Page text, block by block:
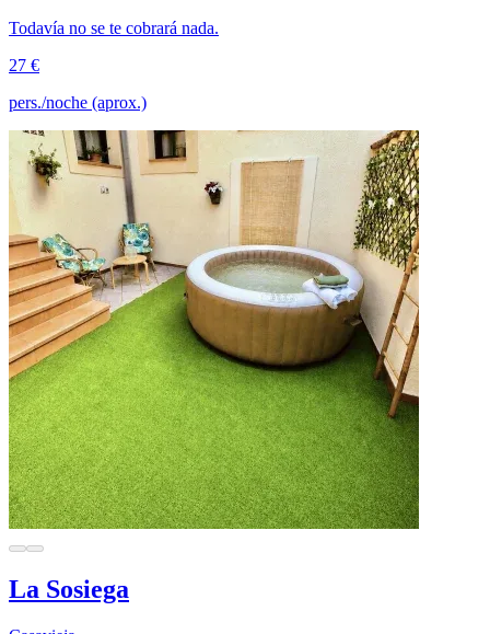
Todavía no se te cobrará nada.
27 €
pers./noche (aprox.)
La Sosiega